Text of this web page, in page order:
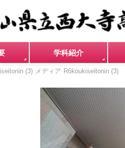
学科紹介
(3) メディア R6koukiseitonin (3)